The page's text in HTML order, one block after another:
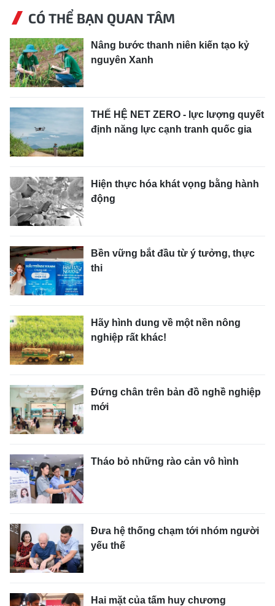
CÓ THỂ BẠN QUAN TÂM
Nâng bước thanh niên kiến tạo kỷ
nguyên Xanh
THẾ HỆ NET ZERO - lực lượng quyết
định năng lực cạnh tranh quốc gia
Hiện thực hóa khát vọng bằng hành
động
Bền vững bắt đầu từ ý tưởng, thực
thi
Hãy hình dung về một nền nông
nghiệp rất khác!
Đứng chân trên bản đồ nghề nghiệp
mới
Tháo bỏ những rào cản vô hình
Đưa hệ thống chạm tới nhóm người
yếu thế
Hai mặt của tấm huy chương